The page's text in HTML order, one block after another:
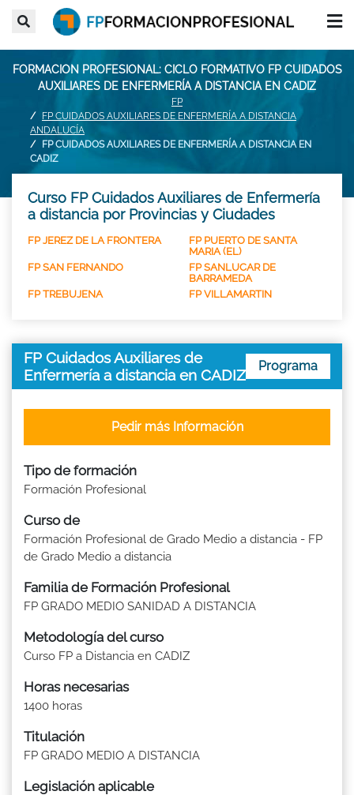
FORMACION PROFESIONAL: CICLO FORMATIVO FP CUIDADOS
AUXILIARES DE ENFERMERÍA A DISTANCIA EN CADIZ
FP
FP CUIDADOS AUXILIARES DE ENFERMERÍA A DISTANCIA
ANDALUCÍA
FP CUIDADOS AUXILIARES DE ENFERMERÍA A DISTANCIA EN
CADIZ
Curso FP Cuidados Auxiliares de Enfermería
a distancia por Provincias y Ciudades
FP JEREZ DE LA FRONTERA
FP PUERTO DE SANTA
MARIA (EL)
FP SAN FERNANDO
FP SANLUCAR DE
BARRAMEDA
FP TREBUJENA
FP VILLAMARTIN
FP Cuidados Auxiliares de
Enfermería a distancia en CADIZ
Programa
Tipo de formación
Formación Profesional
Curso de
Formación Profesional de Grado Medio a distancia - FP
de Grado Medio a distancia
Familia de Formación Profesional
FP GRADO MEDIO SANIDAD A DISTANCIA
Metodología del curso
Curso FP a Distancia en CADIZ
Horas necesarias
1400 horas
Titulación
FP GRADO MEDIO A DISTANCIA
Legislación aplicable
Pedir más Información